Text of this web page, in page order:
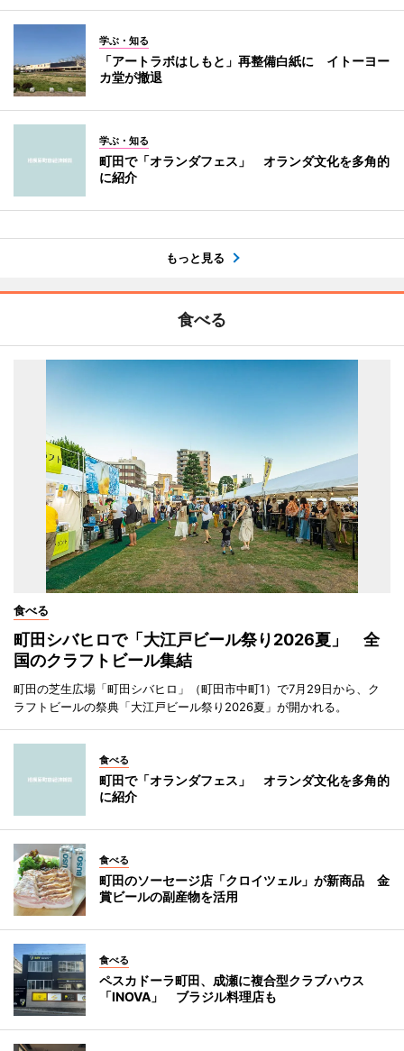
学ぶ・知る
「アートラボはしもと」再整備白紙に イトーヨー
カ堂が撤退
学ぶ・知る
町田で「オランダフェス」 オランダ文化を多角的
に紹介
もっと見る
食べる
食べる
町田シバヒロで「大江戸ビール祭り2026夏」 全
国のクラフトビール集結
町田の芝生広場「町田シバヒロ」（町田市中町1）で7月29日から、ク
ラフトビールの祭典「大江戸ビール祭り2026夏」が開かれる。
食べる
町田で「オランダフェス」 オランダ文化を多角的
に紹介
食べる
町田のソーセージ店「クロイツェル」が新商品 金
賞ビールの副産物を活用
食べる
ペスカドーラ町田、成瀬に複合型クラブハウス
「INOVA」 ブラジル料理店も